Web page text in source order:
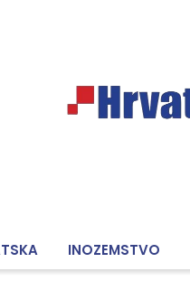
INOZEMSTVO